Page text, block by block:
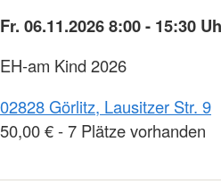
Fr. 06.11.2026 8:00 - 15:30
EH-am Kind 2026
02828 Görlitz, Lausitzer Str. 9
50,00 € - 7 Plätze vorhanden